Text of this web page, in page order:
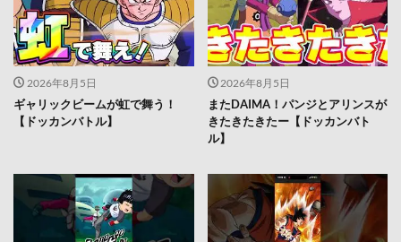
2026年8月5日
ギャリックビームが虹で舞う！
【ドッカンバトル】
2026年8月5日
またDAIMA！パンジとアリンスが
きたきたきたー【ドッカンバト
ル】